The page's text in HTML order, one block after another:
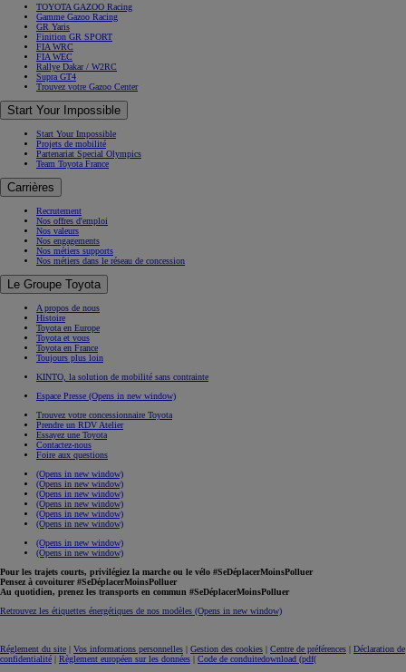
TOYOTA GAZOO Racing
Gamme Gazoo Racing
GR Yaris
Finition GR SPORT
FIA WRC
FIA WEC
Rallye Dakar / W2RC
Supra GT4
Trouvez votre Gazoo Center
Start Your Impossible
Start Your Impossible
Projets de mobilité
Partenariat Special Olympics
Team Toyota France
Carrières
Recrutement
Nos offres d'emploi
Nos valeurs
Nos engagements
Nos métiers supports
Nos métiers dans le réseau de concession
Le Groupe Toyota
A propos de nous
Histoire
Toyota en Europe
Toyota et vous
Toyota en France
Toujours plus loin
KINTO, la solution de mobilité sans contrainte
Espace Presse (Opens in new window)
Trouvez votre concessionnaire Toyota
Prendre un RDV Atelier
Essayez une Toyota
Contactez-nous
Foire aux questions
(Opens in new window)
(Opens in new window)
(Opens in new window)
(Opens in new window)
(Opens in new window)
(Opens in new window)
(Opens in new window)
(Opens in new window)
Pour les trajets courts, privilégiez la marche ou le vélo #SeDéplacerMoinsPolluer
Pensez à covoiturer #SeDéplacerMoinsPolluer
Au quotidien, prenez les transports en commun #SeDéplacerMoinsPolluer
Retrouvez les étiquettes énergétiques de nos modèles (Opens in new window)
Réglement du site | Vos informations personnelles | Gestion des cookies | Centre de préférences | Déclaration de
confidentialité | Règlement européen sur les données | Code de conduitedownload (pdf(